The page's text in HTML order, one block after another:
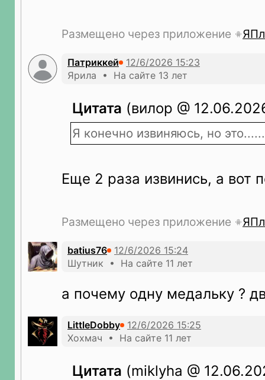
Размещено через приложение
Патриккей
Ярила • На сайте 13 лет
Цитата (вилор @
Я конечно извиняюсь, но
Еще 2 раза извинись, а вот
Размещено через приложение
batius76
Шутник • На сайте 11 лет
а почему одну медальку ?
LittleDobby
Хохмач • На сайте 11 лет
Цитата (miklyha @